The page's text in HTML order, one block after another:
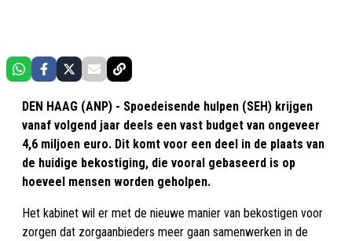
DEN HAAG (ANP) - Spoedeisende hulpen (SEH) krijgen
vanaf volgend jaar deels een vast budget van ongeveer
4,6 miljoen euro. Dit komt voor een deel in de plaats van
de huidige bekostiging, die vooral gebaseerd is op
hoeveel mensen worden geholpen.
Het kabinet wil er met de nieuwe manier van bekostigen voor
zorgen dat zorgaanbieders meer gaan samenwerken in de